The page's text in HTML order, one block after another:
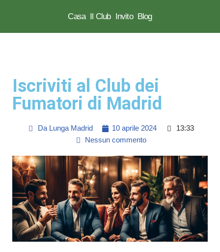
Casa Il Club Invito Blog
Iscriviti al Club dei
Fumatori di Madrid
DaLunga Madrid 10 aprile 2024
13:33
Nessun commento